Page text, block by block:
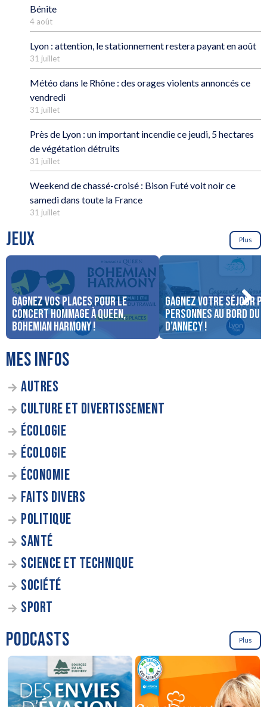
Bénite
4 août
Lyon : attention, le stationnement restera payant en août
31 juillet
Météo dans le Rhône : des orages violents annoncés ce
vendredi
31 juillet
Près de Lyon : un important incendie ce jeudi, 5 hectares
de végétation détruits
31 juillet
Weekend de chassé-croisé : Bison Futé voit noir ce
samedi dans toute la France
31 juillet
JEUX Plus
Gagnez vos places pour le
concert Hommage à Queen,
Bohemian Harmony !
Gagnez votre séjour
personnes au bord du
d’Annecy !
MES INFOS
AUTRES
CULTURE ET DIVERTISSEMENT
ÉCOLOGIE
ÉCOLOGIE
ÉCONOMIE
FAITS DIVERS
POLITIQUE
SANTÉ
SCIENCE ET TECHNIQUE
SOCIÉTÉ
SPORT
PODCASTS Plus